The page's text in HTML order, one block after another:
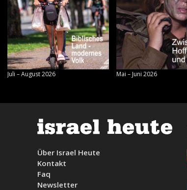
Juli – August 2026 Mai – Juni 2026
Über Israel Heute
Kontakt
Faq
Newsletter